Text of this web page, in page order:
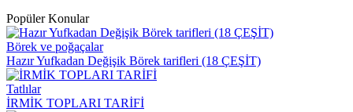
Popüler Konular
Börek ve poğaçalar
Hazır Yufkadan Değişik Börek tarifleri (18 ÇEŞİT)
Tatlılar
İRMİK TOPLARI TARİFİ